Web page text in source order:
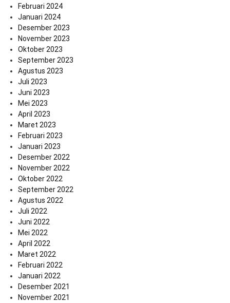
Februari 2024
Januari 2024
Desember 2023
November 2023
Oktober 2023
September 2023
Agustus 2023
Juli 2023
Juni 2023
Mei 2023
April 2023
Maret 2023
Februari 2023
Januari 2023
Desember 2022
November 2022
Oktober 2022
September 2022
Agustus 2022
Juli 2022
Juni 2022
Mei 2022
April 2022
Maret 2022
Februari 2022
Januari 2022
Desember 2021
November 2021